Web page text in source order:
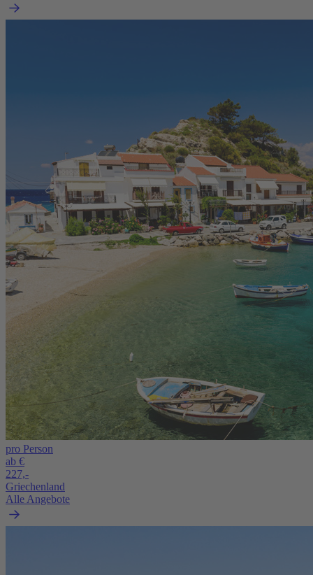
pro Person
ab €
227,-
Griechenland
Alle Angebote